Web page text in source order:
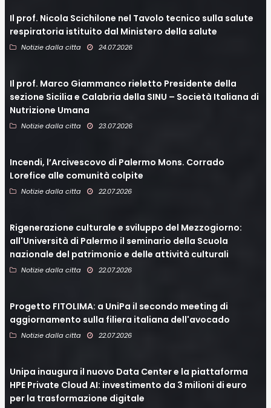
Il prof. Nicola Scichilone nel Tavolo tecnico sulla salute
respiratoria istituito dal Ministero della salute
Notizie dalla citta 24.07.2026
Il prof. Marco Giammanco rieletto Presidente della
sezione Sicilia e Calabria della SINU – Società Italiana di
Nutrizione Umana
Notizie dalla citta 23.07.2026
Incendi, l’Arcivescovo di Palermo Mons. Corrado
Lorefice alle comunità colpite
Notizie dalla citta 22.07.2026
Rigenerazione culturale e sviluppo del Mezzogiorno:
all'Università di Palermo il seminario della Scuola
nazionale del patrimonio e delle attività culturali
Notizie dalla citta 22.07.2026
Progetto FITOLIMA: a UniPa il secondo meeting di
aggiornamento sulla filiera italiana dell'avocado
Notizie dalla citta 22.07.2026
Unipa inaugura il nuovo Data Center e la piattaforma
HPE Private Cloud AI: investimento da 3 milioni di euro
per la trasformazione digitale